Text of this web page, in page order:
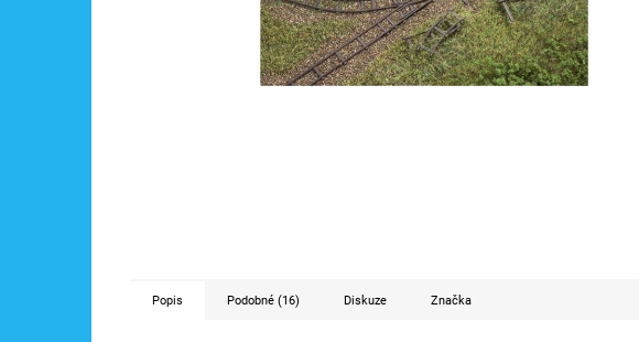
Popis Podobné (16) Diskuze Značka